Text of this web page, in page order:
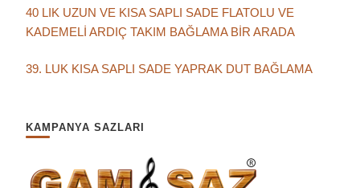
40 LIK UZUN VE KISA SAPLI SADE FLATOLU VE
KADEMELİ ARDIÇ TAKIM BAĞLAMA BİR ARADA
39. LUK KISA SAPLI SADE YAPRAK DUT BAĞLAMA
KAMPANYA SAZLARI